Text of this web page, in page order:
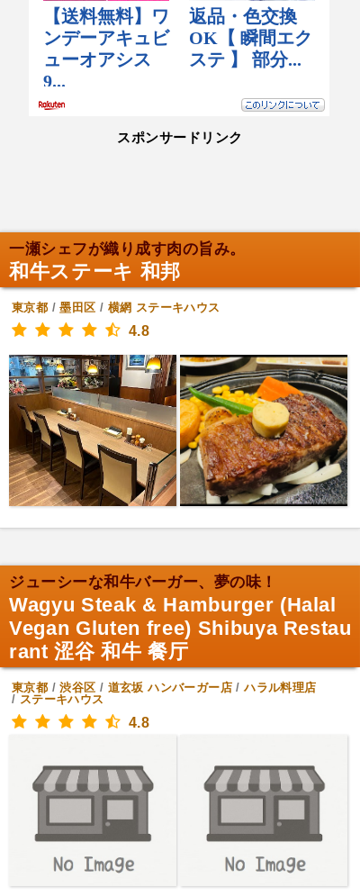
スポンサードリンク
一瀬シェフが織り成す肉の旨み。
和牛ステーキ 和邦
東京都 /墨田区 / 横網 ステーキハウス
4.8
ジューシーな和牛バーガー、夢の味！
Wagyu Steak & Hamburger (Halal
Vegan Gluten free) Shibuya Restau
rant 涩谷 和牛 餐厅
東京都 /渋谷区 / 道玄坂 ハンバーガー店/ハラル料理店
/ ステーキハウス
4.8